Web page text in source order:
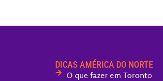
DICAS AMÉRICA DO NORTE
O que fazer em Toronto